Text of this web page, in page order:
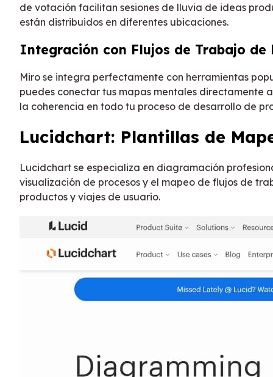
de votación facilitan sesiones de lluvia de ideas
están distribuidos en diferentes ubicaciones.
Integración con Flujos de Trabajo de
Miro se integra perfectamente con herramientas
puedes conectar tus mapas mentales directamente
la coherencia en todo tu proceso de desarrollo de
Lucidchart: Plantillas de
Lucidchart se especializa en diagramación
visualización de procesos y el mapeo de flujos de
productos y viajes de usuario.